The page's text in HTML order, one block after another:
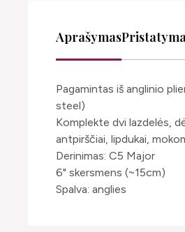
Aprašymas
Pagamintas iš anglinio
steel)
Komplekte dvi lazdelės,
antpirščiai, lipdukai,
Derinimas: C5 Major
6" skersmens (~15cm)
Spalva: anglies